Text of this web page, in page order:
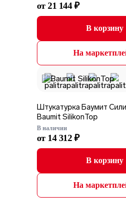
от 21 144 ₽
В корзину
На
Штукатурка Баумит
Baumit SilikonTop
В наличии
от 14 312 ₽
В корзину
На